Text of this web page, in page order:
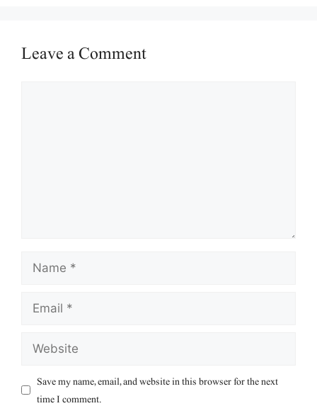
Leave a Comment
Name
Email
Website
Save my name, email, and website in this browser for the next
time I comment.